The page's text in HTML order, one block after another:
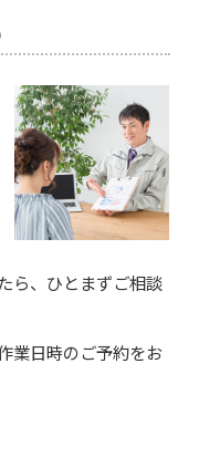
ら、ひとまずご相談
業日時のご予約をお